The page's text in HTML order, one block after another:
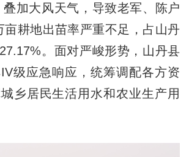
叠加大风天气，导致老军、陈户
亩耕地出苗率严重不足，占山丹
。面对严峻形势，山丹县
级应急响应，统筹调配各方资
乡居民生活用水和农业生产用